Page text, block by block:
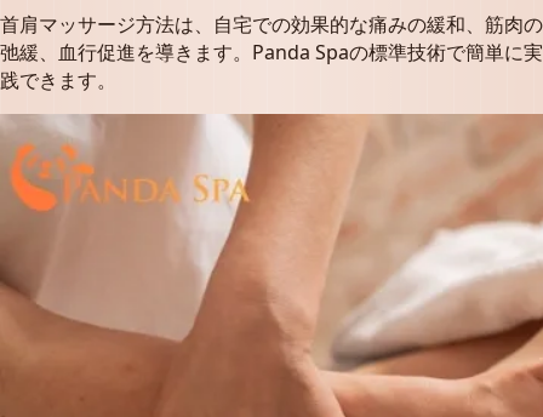
首肩マッサージ方法は、自宅での効果的な痛みの緩和、筋肉の
弛緩、血行促進を導きます。Panda Spaの標準技術で簡単に実
践できます。